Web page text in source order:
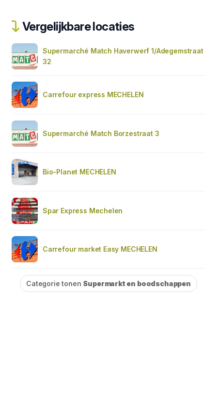
Vergelijkbare locaties
Supermarché Match Haverwerf 1/Adegemstraat
32
Carrefour express MECHELEN
Supermarché Match Borzestraat 3
Bio-Planet MECHELEN
Spar Express Mechelen
Carrefour market Easy MECHELEN
Categorie tonen Supermarkt en boodschappen